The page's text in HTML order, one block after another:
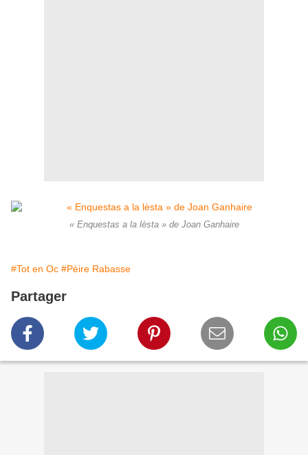
« Enquestas a la lèsta » de Joan Ganhaire
#Tot en Oc #Pèire Rabasse
Partager